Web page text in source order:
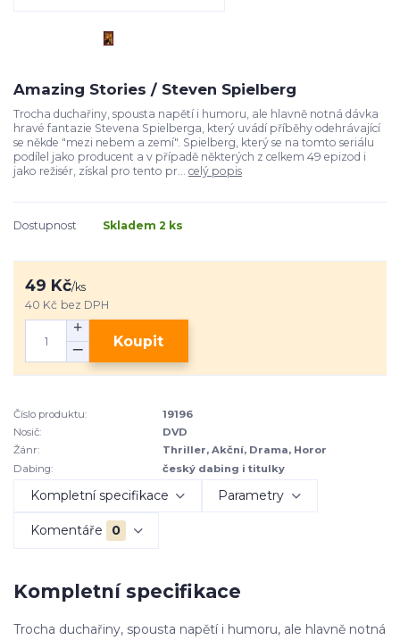
Amazing Stories / Steven Spielberg
Trocha duchařiny, spousta napětí i humoru, ale hlavně notná dávka
hravé fantazie Stevena Spielberga, který uvádí příběhy odehrávající
se někde "mezi nebem a zemí". Spielberg, který se na tomto seriálu
podílel jako producent a v případě některých z celkem 49 epizod i
jako režisér, získal pro tento pr... celý popis
Dostupnost Skladem 2 ks
49 Kč/ks
40 Kč bez DPH
Koupit
Číslo produktu:
19196
Nosič:
DVD
Žánr:
Thriller, Akční, Drama, Horor
Dabing:
český dabing i titulky
Kompletní specifikace Parametry
Komentáře 0
Kompletní specifikace
Trocha duchařiny, spousta napětí i humoru, ale hlavně notná